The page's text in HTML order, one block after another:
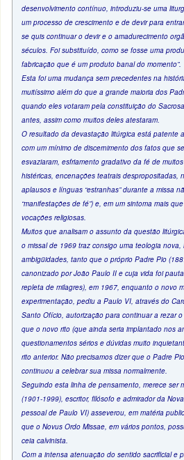
desenvolvimento contínuo, introduziu-se uma
um processo de crescimento e de devir para
se quis continuar o devir e o amadurecimento
séculos. Foi substituído, como se fosse uma
fabricação que é um produto banal do momento”.
Esta foi uma mudança sem precedentes na
muitíssimo além do que a grande maioria dos
quando eles votaram pela constituição do
antes, assim como muitos deles atestaram.
O resultado da devastação litúrgica está patente
com um mínimo de discernimento dos fatos que
esvaziaram, esfriamento gradativo da fé de
histéricas, encenações teatrais despropositadas,
aplausos e línguas “estranhas” durante a missa
“manifestações de fé”) e, em um sintoma mais
vocações religiosas.
Muitos que analisam o assunto da questão
o missal de 1969 traz consigo uma teologia
ambigüidades, tanto que o próprio Padre Pio
canonizado por João Paulo II e cuja vida foi
repleta de milagres), em 1967, enquanto o novo
experimentação, pediu a Paulo VI, através do
Santo Ofício, autorização para continuar a rezar
que o novo rito (que ainda seria implantado nos
questionamentos sérios e dúvidas muito
rito anterior. Não precisamos dizer que o Padre
continuou a celebrar sua missa normalmente.
Seguindo esta linha de pensamento, merece ser
(1901-1999), escritor, filósofo e admirador da
pessoal de Paulo VI) asseverou, em matéria
que o Novus Ordo Missae, em vários pontos,
ceia calvinista.
Com a intensa atenuação do sentido sacrificial e